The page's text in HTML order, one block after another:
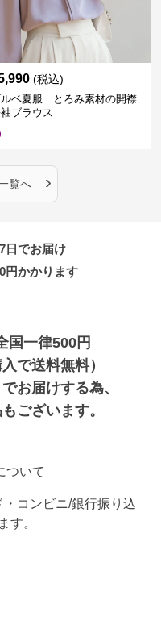
(税込)
ルベ夏服 とろみ素材の開襟
ブラウス
覧へ ›
日でお届け
円かかります
国一律500円
で送料無料）
お届けする為、
ございます。
ついて
コンビニ/銀行振り込
す。